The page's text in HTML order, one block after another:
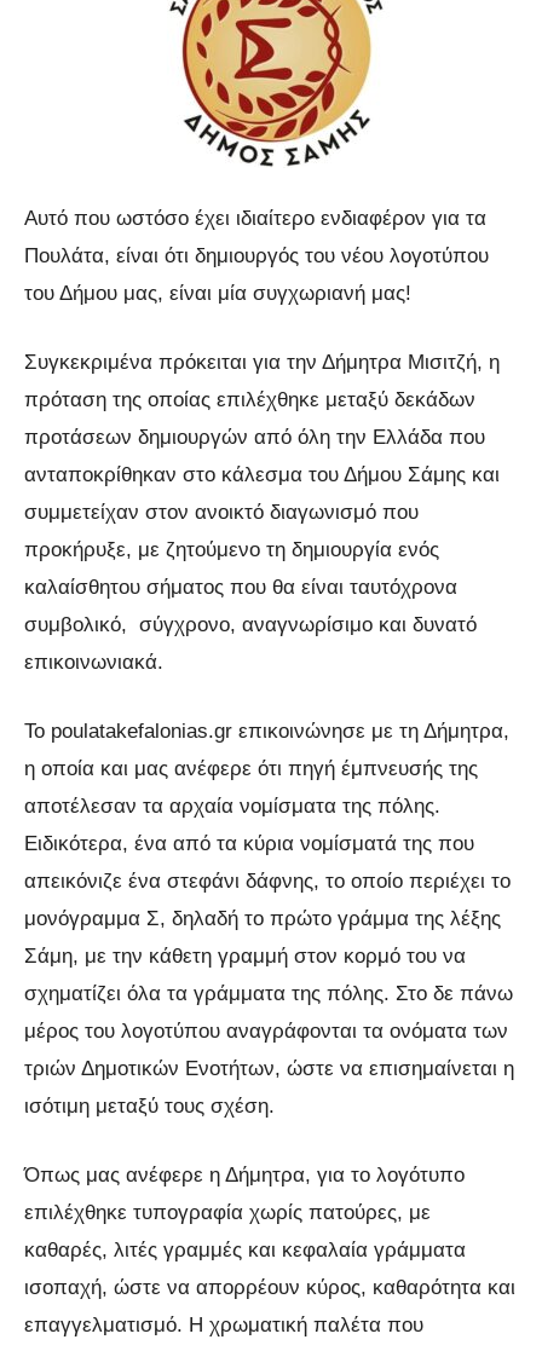
Αυτό που ωστόσο έχει ιδιαίτερο ενδιαφέρον για τα
Πουλάτα, είναι ότι δημιουργός του νέου λογοτύπου
του Δήμου μας, είναι μία συγχωριανή μας!
Συγκεκριμένα πρόκειται για την Δήμητρα Μισιτζή, η
πρόταση της οποίας επιλέχθηκε μεταξύ δεκάδων
προτάσεων δημιουργών από όλη την Ελλάδα που
ανταποκρίθηκαν στο κάλεσμα του Δήμου Σάμης και
συμμετείχαν στον ανοικτό διαγωνισμό που
προκήρυξε, με ζητούμενο τη δημιουργία ενός
καλαίσθητου σήματος που θα είναι ταυτόχρονα
συμβολικό, σύγχρονο, αναγνωρίσιμο και δυνατό
επικοινωνιακά.
Το poulatakefalonias.gr επικοινώνησε με τη Δήμητρα,
η οποία και μας ανέφερε ότι πηγή έμπνευσής της
αποτέλεσαν τα αρχαία νομίσματα της πόλης.
Ειδικότερα, ένα από τα κύρια νομίσματά της που
απεικόνιζε ένα στεφάνι δάφνης, το οποίο περιέχει το
μονόγραμμα Σ, δηλαδή το πρώτο γράμμα της λέξης
Σάμη, με την κάθετη γραμμή στον κορμό του να
σχηματίζει όλα τα γράμματα της πόλης. Στο δε πάνω
μέρος του λογοτύπου αναγράφονται τα ονόματα των
τριών Δημοτικών Ενοτήτων, ώστε να επισημαίνεται η
ισότιμη μεταξύ τους σχέση.
Όπως μας ανέφερε η Δήμητρα, για το λογότυπο
επιλέχθηκε τυπογραφία χωρίς πατούρες, με
καθαρές, λιτές γραμμές και κεφαλαία γράμματα
ισοπαχή, ώστε να απορρέουν κύρος, καθαρότητα και
επαγγελματισμό. Η χρωματική παλέτα που